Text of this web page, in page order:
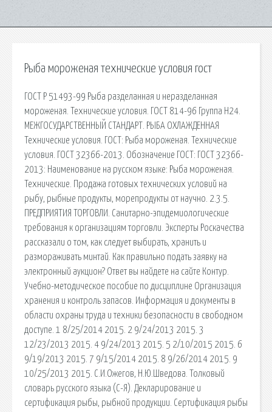
Рыба мороженая технические условия гост
ГОСТ Р 51493-99 Рыба разделанная и неразделанная
мороженая. Технические условия. ГОСТ 814-96 Группа Н24.
МЕЖГОСУДАРСТВЕННЫЙ СТАНДАРТ. РЫБА ОХЛАЖДЕННАЯ
Технические условия. ГОСТ: Рыба мороженая. Технические
условия. ГОСТ 32366-2013. Обозначение ГОСТ: ГОСТ 32366-
2013: Наименование на русском языке: Рыба мороженая.
Технические. Продажа готовых технических условий на
рыбу, рыбные продукты, морепродукты от научно. 2.3.5.
ПРЕДПРИЯТИЯ ТОРГОВЛИ. Санитарно-эпидемиологические
требования к организациям торговли. Эксперты Роскачества
рассказали о том, как следует выбирать, хранить и
размораживать минтай. Как правильно подать заявку на
электронный аукцион? Ответ вы найдете на сайте Контур.
Учебно-методическое пособие по дисциплине Организация
хранения и контроль запасов. Информация и документы в
области охраны труда и техники безопасности в свободном
доступе. 1 8/25/2014 2015. 2 9/24/2013 2015. 3
12/23/2013 2015. 4 9/24/2013 2015. 5 2/10/2015 2015. 6
9/19/2013 2015. 7 9/15/2014 2015. 8 9/26/2014 2015. 9
10/25/2013 2015. С.И.Ожегов, Н.Ю.Шведова. Толковый
словарь русского языка (С-Я). Декларирование и
сертификация рыбы, рыбной продукции. Сертификация рыбы